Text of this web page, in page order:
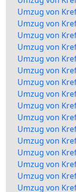
Umzug von
Umzug von
Umzug von
Umzug von
Umzug von
Umzug von
Umzug von
Umzug von
Umzug von
Umzug von
Umzug von
Umzug von
Umzug von
Umzug von
Umzug von
Umzug von